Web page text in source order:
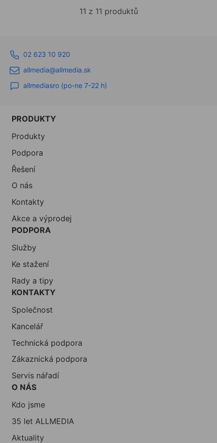
11 z 11 produktů
02 623 10 920
allmedia@allmedia.sk
allmediasro (po-ne 7-22 h)
PRODUKTY
Produkty
Podpora
Řešení
O nás
Kontakty
Akce a výprodej
PODPORA
Služby
Ke stažení
Rady a tipy
KONTAKTY
Společnost
Kancelář
Technická podpora
Zákaznická podpora
Servis nářadí
O NÁS
Kdo jsme
35 let ALLMEDIA
Aktuality